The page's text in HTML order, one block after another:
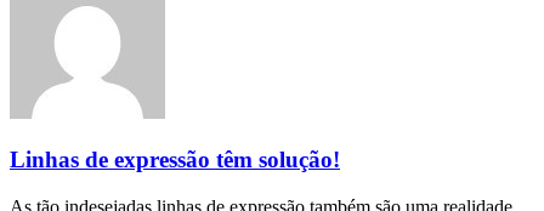
Linhas de expressão têm solução!
As tão indesejadas linhas de expressão também são uma realidade